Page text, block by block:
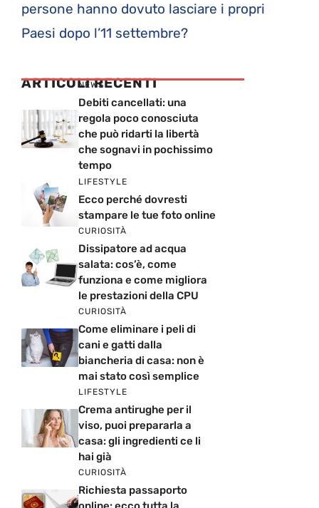
persone hanno dovuto lasciare i propri
Paesi dopo l’11 settembre?
ARTICOLI RECENTI
NEWS
Debiti cancellati: una
regola poco conosciuta
che può ridarti la libertà
che sognavi in pochissimo
tempo
LIFESTYLE
Ecco perché dovresti
stampare le tue foto online
CURIOSITÀ
Dissipatore ad acqua
salata: cos’è, come
funziona e come migliora
le prestazioni della CPU
CURIOSITÀ
Come eliminare i peli di
cani e gatti dalla
biancheria di casa: non è
mai stato così semplice
LIFESTYLE
Crema antirughe per il
viso, puoi prepararla a
casa: gli ingredienti ce li
hai già
CURIOSITÀ
Richiesta passaporto